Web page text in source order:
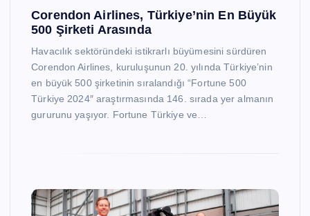
Corendon Airlines, Türkiye’nin En Büyük
500 Şirketi Arasında
Havacılık sektöründeki istikrarlı büyümesini sürdüren
Corendon Airlines, kuruluşunun 20. yılında Türkiye’nin
en büyük 500 şirketinin sıralandığı “Fortune 500
Türkiye 2024″ araştırmasında 146. sırada yer almanın
gururunu yaşıyor. Fortune Türkiye ve…